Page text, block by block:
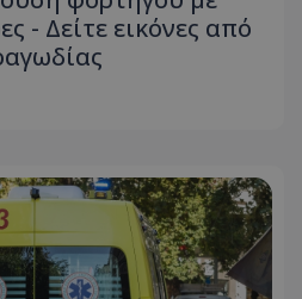
- Δείτε εικόνες από